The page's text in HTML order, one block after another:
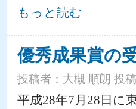
応用生態工学会広島・土木学会水
もっと読む
優秀成果賞の
投稿者： 大槻 順朗 投
平成28年7月28日に